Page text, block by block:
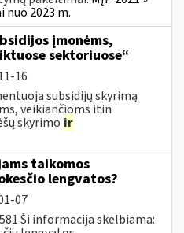
2023 m.
įmonėms,
sektoriuose“
16
subsidijų skyrimą
veikiančioms itin
skyrimo ir
taikomos
lengvatos?
07
Ši informacija skelbiama: